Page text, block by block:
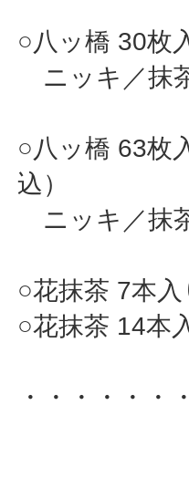
○八ッ橋 30
ニッキ／抹
○八ッ橋 63
込）
ニッキ／抹
○花抹茶 7本
○花抹茶 14
・・・・・・